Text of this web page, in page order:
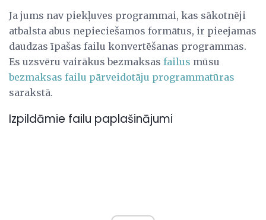
Ja jums nav piekļuves programmai, kas sākotnēji
atbalsta abus nepieciešamos formātus, ir pieejamas
daudzas īpašas failu konvertēšanas programmas.
Es uzsvēru vairākus bezmaksas failus mūsu
bezmaksas failu pārveidotāju programmatūras
sarakstā.
Izpildāmie failu paplašinājumi